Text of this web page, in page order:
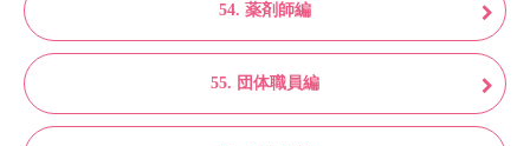
54. 薬剤師編
55. 団体職員編